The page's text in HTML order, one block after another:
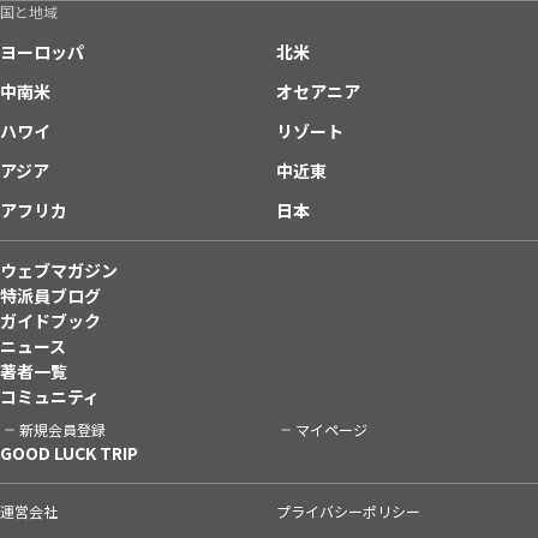
国と地域
ヨーロッパ
北米
中南米
オセアニア
ハワイ
リゾート
アジア
中近東
アフリカ
日本
ウェブマガジン
特派員ブログ
ガイドブック
ニュース
著者一覧
コミュニティ
新規会員登録 マイページ
GOOD LUCK TRIP
運営会社
プライバシーポリシー